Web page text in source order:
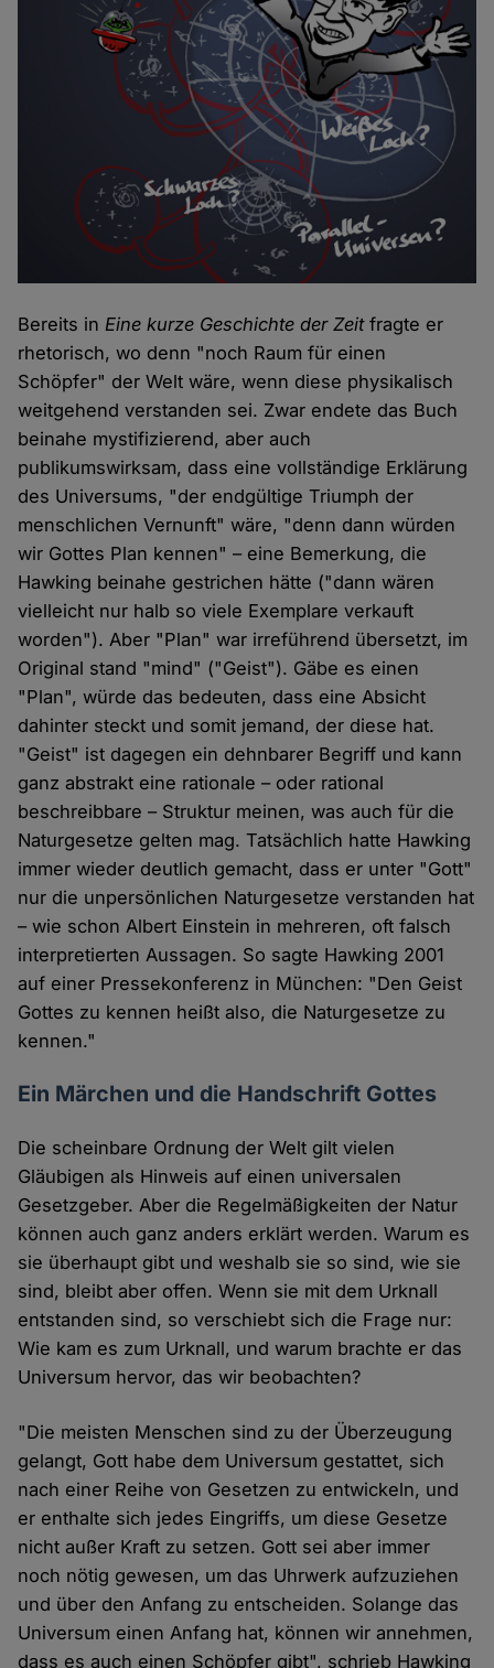
Bereits in Eine kurze Geschichte der Zeitfragte er
rhetorisch, wo denn "noch Raum für einen
Schöpfer" der Welt wäre, wenn diese physikalisch
weitgehend verstanden sei. Zwar endete das Buch
beinahe mystifizierend, aber auch
publikumswirksam, dass eine vollständige Erklärung
des Universums, "der endgültige Triumph der
menschlichen Vernunft" wäre, "denn dann würden
wir Gottes Plan kennen" – eine Bemerkung, die
Hawking beinahe gestrichen hätte ("dann wären
vielleicht nur halb so viele Exemplare verkauft
worden"). Aber "Plan" war irreführend übersetzt, im
Original stand "mind" ("Geist"). Gäbe es einen
"Plan", würde das bedeuten, dass eine Absicht
dahinter steckt und somit jemand, der diese hat.
"Geist" ist dagegen ein dehnbarer Begriff und kann
ganz abstrakt eine rationale – oder rational
beschreibbare – Struktur meinen, was auch für die
Naturgesetze gelten mag. Tatsächlich hatte Hawking
immer wieder deutlich gemacht, dass er unter "Gott"
nur die unpersönlichen Naturgesetze verstanden hat
– wie schon Albert Einstein in mehreren, oft falsch
interpretierten Aussagen. So sagte Hawking 2001
auf einer Pressekonferenz in München: "Den Geist
Gottes zu kennen heißt also, die Naturgesetze zu
kennen."
Ein Märchen und die Handschrift Gottes
Die scheinbare Ordnung der Welt gilt vielen
Gläubigen als Hinweis auf einen universalen
Gesetzgeber. Aber die Regelmäßigkeiten der Natur
können auch ganz anders erklärt werden. Warum es
sie überhaupt gibt und weshalb sie so sind, wie sie
sind, bleibt aber offen. Wenn sie mit dem Urknall
entstanden sind, so verschiebt sich die Frage nur:
Wie kam es zum Urknall, und warum brachte er das
Universum hervor, das wir beobachten?
"Die meisten Menschen sind zu der Überzeugung
gelangt, Gott habe dem Universum gestattet, sich
nach einer Reihe von Gesetzen zu entwickeln, und
er enthalte sich jedes Eingriffs, um diese Gesetze
nicht außer Kraft zu setzen. Gott sei aber immer
noch nötig gewesen, um das Uhrwerk aufzuziehen
und über den Anfang zu entscheiden. Solange das
Universum einen Anfang hat, können wir annehmen,
dass es auch einen Schöpfer gibt", schrieb Hawking